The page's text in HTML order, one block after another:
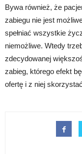
Bywa również, że
zabiegu nie jest
spełniać wszystkie
niemożliwe. Wtedy
zdecydowanej
zabieg, którego efekt
ofertę i z niej